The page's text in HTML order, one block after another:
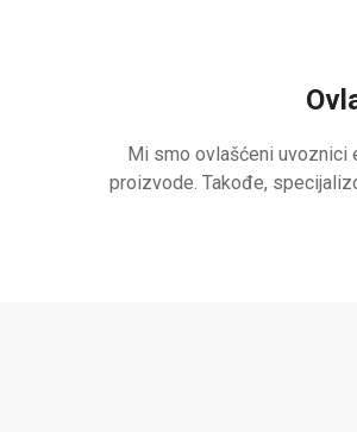
Mi smo ovlašćeni uvoznici
proizvode. Takođe,